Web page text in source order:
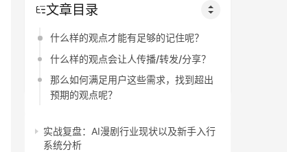
文章目录
什么样的观点才能有足够的记住呢？
什么样的观点会让人传播/转发/分享？
那么如何满足用户这些需求，找到超出
预期的观点呢？
实战复盘：AI漫剧行业现状以及新手入行
系统分析